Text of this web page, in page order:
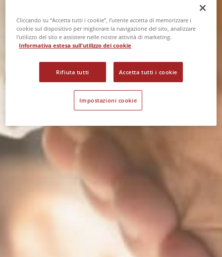
NORMATIVA
RPD - Responsabile
Protezione Dati
HOME >NORMATIVA >RPD - RESPONSABILE
PROTEZIONE DATI
Cliccando su “Accetta tutti i cookie”, l'utente accetta di memorizzare i
cookie sul dispositivo per migliorare la navigazione del sito, analizzare
l'utilizzo del sito e assistere nelle nostre attività di marketing.
Informativa estesa sull'utilizzo dei cookie
Rifiuta tutti Accetta tutti i cookie
Impostazioni cookie